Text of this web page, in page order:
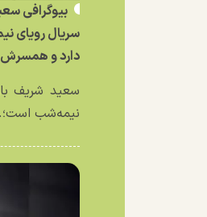
بیوگرافی
سریال رویای
دارد و
سعید شریف
نیمه‌شب